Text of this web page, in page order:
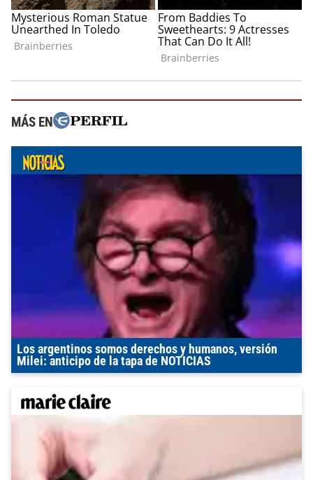
MÁS EN
Los argentinos somos derechos y humanos, versión
Milei: anticipo de la tapa de NOTICIAS